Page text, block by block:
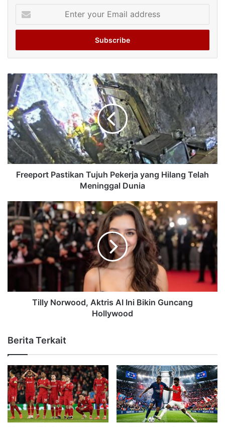
your
Email
Freeport Pastikan Tujuh Pekerja yang Hilang Telah
Meninggal Dunia
Tilly Norwood, Aktris AI Ini Bikin Guncang
Hollywood
Berita Terkait